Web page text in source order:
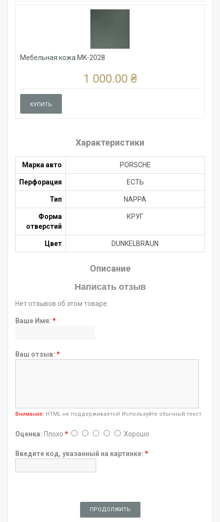
Мебельная кожа MK-2028
1 000.00 ₴
КУПИТЬ
Характеристики
Марка авто PORSCHE
Перфорация ЕСТЬ
Тип NAPPA
Форма
отверстий
КРУГ
Цвет DUNKELBRAUN
Описание
Написать отзыв
Нет отзывов об этом товаре.
Ваше Имя: *
Ваш отзыв: *
Внимание: HTML не поддерживается! Используйте обычный текст.
Оценка: Плохо * Хорошо
Введите код, указанный на картинке: *
ПРОДОЛЖИТЬ